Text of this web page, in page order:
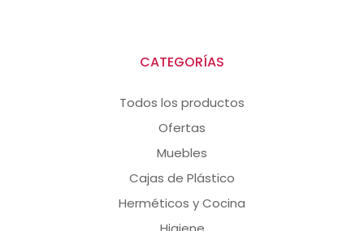
CATEGORÍAS
Todos los productos
Ofertas
Muebles
Cajas de Plástico
Herméticos y Cocina